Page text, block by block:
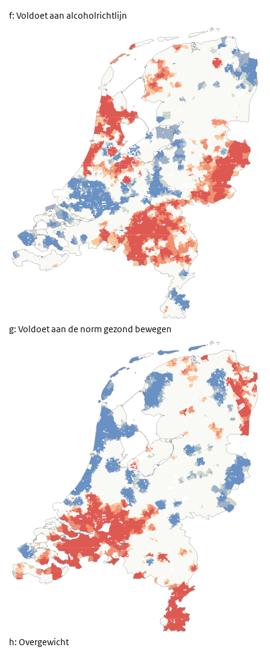
f: Voldoet aan alcoholrichtlijn
g: Voldoet aan de norm gezond bewegen
h: Overgewicht